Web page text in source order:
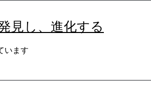
見し、進化する
います